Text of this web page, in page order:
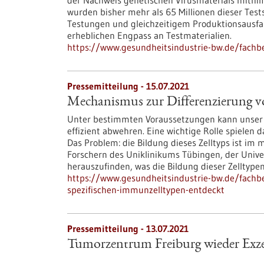
wurden bisher mehr als 65 Millionen dieser
Testungen und gleichzeitigem
erheblichen Engpass an Testmaterialien.
https://www.gesundheitsindustrie-bw.de/
Pressemitteilung - 15.07.2021
Mechanismus zur Differenzierung
Unter bestimmten Voraussetzungen kann
effizient abwehren. Eine wichtige Rolle spielen
Das Problem: die Bildung dieses Zelltyps ist im
Forschern des Uniklinikums Tübingen, der
herauszufinden, was die Bildung dieser
https://www.gesundheitsindustrie-bw.de/
spezifischen-immunzelltypen-entdeckt
Pressemitteilung - 13.07.2021
Tumorzentrum Freiburg wieder